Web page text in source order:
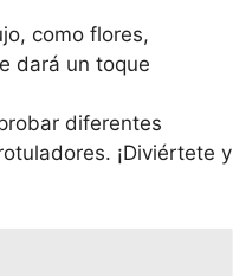
como flores,
dará un toque
diferentes
¡Diviértete y